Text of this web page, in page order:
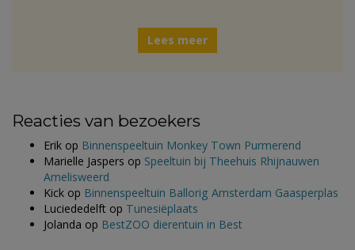
Lees meer
Reacties van bezoekers
Erik op Binnenspeeltuin Monkey Town Purmerend
Marielle Jaspers op Speeltuin bij Theehuis Rhijnauwen
Amelisweerd
Kick op Binnenspeeltuin Ballorig Amsterdam Gaasperplas
Luciededelft op Tunesiëplaats
Jolanda op BestZOO dierentuin in Best